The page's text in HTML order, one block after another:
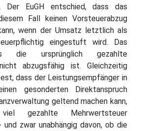
Der EuGH entschied, dass das
Fall keinen Vorsteuerabzug
wenn der Umsatz letztlich als
eingestuft wird. Das
die ursprünglich gezahlte
abzugsfähig ist. Gleichzeitig
dass der Leistungsempfänger in
gesonderten Direktanspruch
geltend machen kann,
gezahlte Mehrwertsteuer
und zwar unabhängig davon, ob die